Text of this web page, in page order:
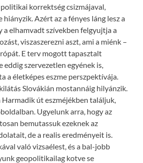
korrektség csizmájaval,
hiányzik. Azért az a fényes láng lesz a
a elhamvadt szívekben felgyujtja a
viszaszerezni aszt, ami a miénk –
E terv mogott tapasztalt
eddig szervezetlen egyének is,
a életképes eszme perszpektívája.
Slovákián mostannáig hilyánzik.
út eszméjékben találjuk,
Ugyelunk arra, hogy az
bemutassuk ezeknek az
de a realis eredményeit is.
való vizsaélest, és a bal-jobb
geopolitikailag kotve se